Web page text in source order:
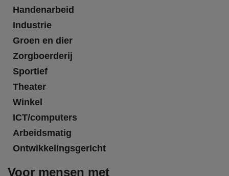
Handenarbeid
Industrie
Groen en dier
Zorgboerderij
Sportief
Theater
Winkel
ICT/computers
Arbeidsmatig
Ontwikkelingsgericht
Voor mensen met